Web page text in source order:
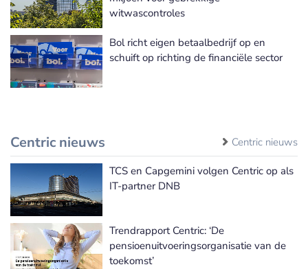
witwascontroles
Bol richt eigen betaalbedrijf op en
schuift op richting de financiële sector
Centric nieuws Centric nieuws
TCS en Capgemini volgen Centric op als
IT-partner DNB
Trendrapport Centric: ‘De
pensioenuitvoeringsorganisatie van de
toekomst’